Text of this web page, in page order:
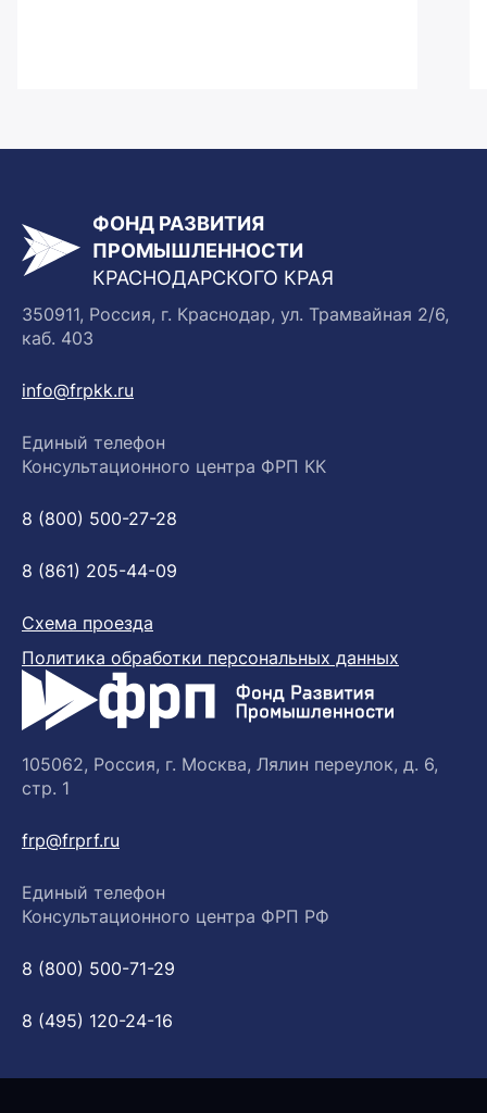
ФОНД РАЗВИТИЯ
ПРОМЫШЛЕННОСТИ
КРАСНОДАРСКОГО КРАЯ
350911, Россия, г. Краснодар, ул. Трамвайная 2/6,
каб. 403
info@frpkk.ru
Единый телефон
Консультационного центра ФРП КК
8 (800) 500-27-28
8 (861) 205-44-09
Схема проезда
Политика обработки персональных данных
105062, Россия, г. Москва, Лялин переулок, д. 6,
стр. 1
frp@frprf.ru
Единый телефон
Консультационного центра ФРП РФ
8 (800) 500-71-29
8 (495) 120-24-16